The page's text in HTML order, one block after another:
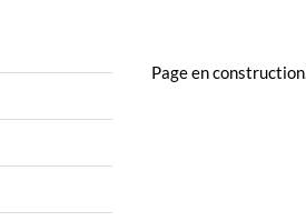
Page en construction.